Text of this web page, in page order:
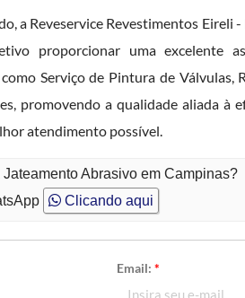
a Reveservice Revestimentos Eireli
proporcionar uma excelente
Serviço de Pintura de
promovendo a qualidade aliada à
atendimento possível.
Abrasivo em Campinas?
Clicando aqui
Email: *